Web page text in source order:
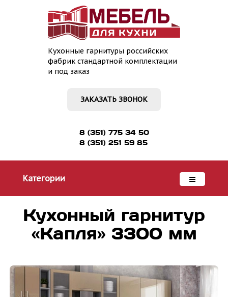
Кухонные гарнитуры российских
фабрик стандартной комплектации
и под заказ
ЗАКАЗАТЬ ЗВОНОК
8 (351) 775 34 50
8 (351) 251 59 85
Категории
Кухонный гарнитур
«Капля» 3300 мм